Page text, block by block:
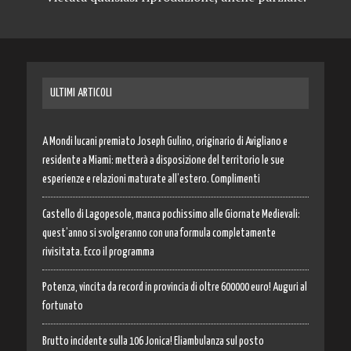
ULTIMI ARTICOLI
A Mondi lucani premiato Joseph Gulino, originario di Avigliano e
residente a Miami: metterà a disposizione del territorio le sue
esperienze e relazioni maturate all’estero. Complimenti
Castello di Lagopesole, manca pochissimo alle Giornate Medievali:
quest’anno si svolgeranno con una formula completamente
rivisitata. Ecco il programma
Potenza, vincita da record in provincia di oltre 600000 euro! Auguri al
fortunato
Brutto incidente sulla 106 Jonica! Eliambulanza sul posto